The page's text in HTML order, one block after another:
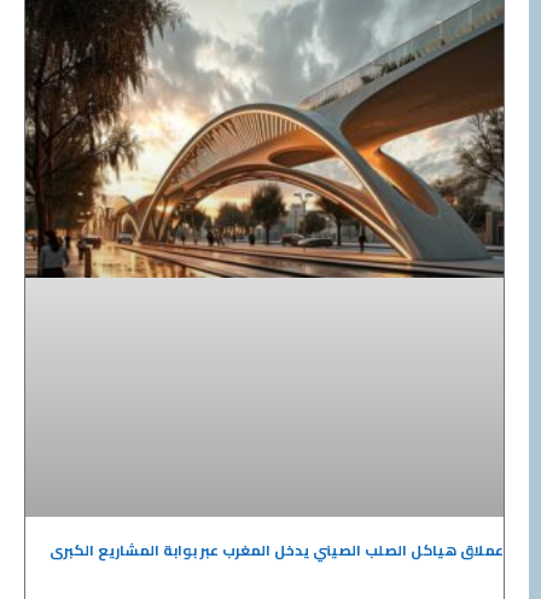
عملاق هياكل الصلب الصيني يدخل المغرب عبر بوابة المشاريع الكبرى